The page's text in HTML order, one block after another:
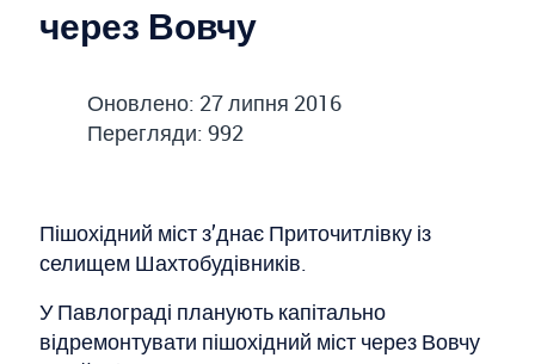
через Вовчу
Оновлено: 27 липня 2016
Перегляди: 992
Пішохідний міст з’днає Приточитлівку із
селищем Шахтобудівників.
У Павлограді планують капітально
відремонтувати пішохідний міст через Вовчу